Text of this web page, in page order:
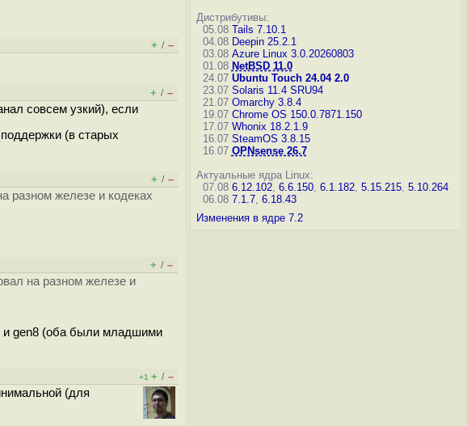
+ / –
+ / –
совсем узкий), если
(в старых
+ / –
разном железе и кодеках
+ / –
на разном железе и
и gen8 (оба были младшими
+1 + / –
(для
Дистрибутивы:
05.08 Tails 7.10.1
04.08 Deepin 25.2.1
03.08 Azure Linux 3.0.20260803
01.08 NetBSD 11.0
24.07 Ubuntu Touch 24.04 2.0
23.07 Solaris 11.4 SRU94
21.07 Omarchy 3.8.4
19.07 Chrome OS 150.0.7871.150
17.07 Whonix 18.2.1.9
16.07 SteamOS 3.8.15
16.07 OPNsense 26.7
Актуальные ядра Linux:
07.08 6.12.102, 6.6.150, 6.1.182, 5.15.215, 5.10.264
06.08 7.1.7, 6.18.43
Изменения в ядре 7.2